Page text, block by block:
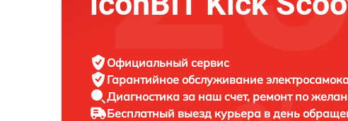
Официальный сервис
Гарантийное обслуживание
Диагностика за наш счет, ремонт по
Бесплатный выезд курьера в день